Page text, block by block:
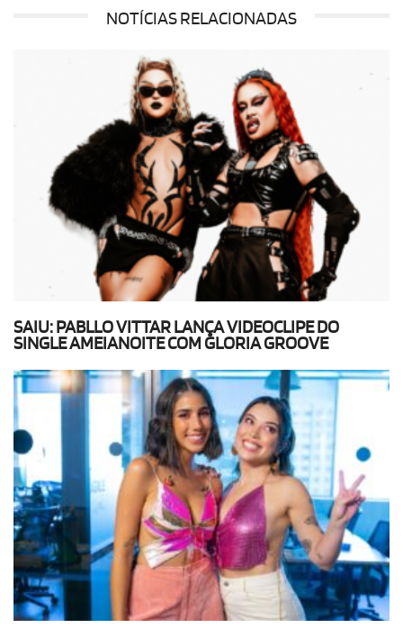
NOTÍCIAS RELACIONADAS
SAIU: PABLLO VITTAR LANÇA VIDEOCLIPE DO
SINGLE AMEIANOITE COM GLORIA GROOVE